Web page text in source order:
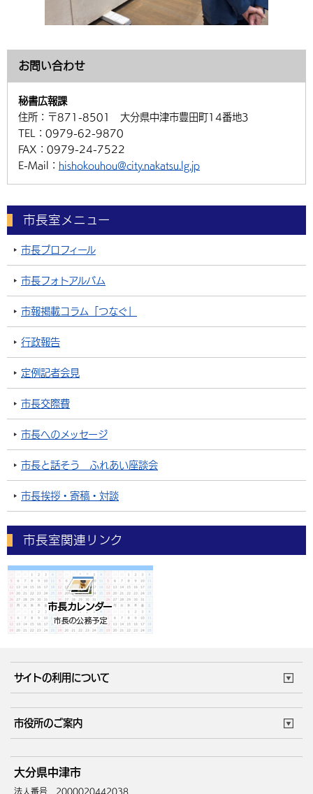
お問い合わせ
秘書広報課
住所： 〒871-8501 大分県中津市豊田町14番地3
TEL： 0979-62-9870
FAX： 0979-24-7522
E-Mail： hishokouhou@city.nakatsu.lg.jp
市長室メニュー
市長プロフィール
市長フォトアルバム
市報掲載コラム「つなぐ」
行政報告
定例記者会見
市長交際費
市長へのメッセージ
市長と話そう ふれあい座談会
市長挨拶・寄稿・対談
市長室関連リンク
サイトの利用について
サイトマップ
市役所のご案内
庁舎地図 組織案内
中津市へのアクセス
大分県中津市
法人番号 2000020442038